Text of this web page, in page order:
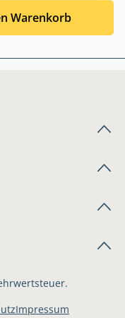
Warenkorb
Impressum